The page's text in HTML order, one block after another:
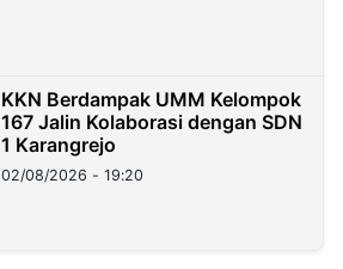
KKN Berdampak UMM Kelompok
167 Jalin Kolaborasi dengan SDN
1 Karangrejo
02/08/2026 - 19:20